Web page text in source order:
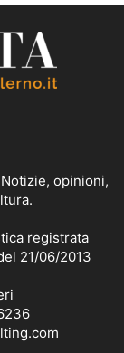
opinioni,
registrata
21/06/2013